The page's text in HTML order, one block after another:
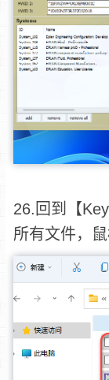
26.回到【
所有文件，